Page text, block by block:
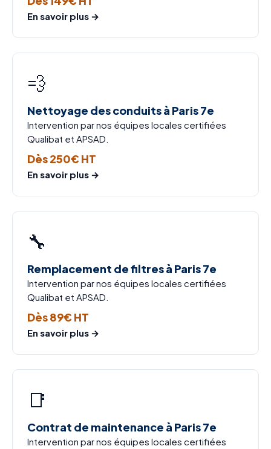
En savoir plus →
💨
Nettoyage des conduits à Paris 7e
Intervention par nos équipes locales certifiées
Qualibat et APSAD.
Dès 250€ HT
En savoir plus →
🔧
Remplacement de filtres à Paris 7e
Intervention par nos équipes locales certifiées
Qualibat et APSAD.
Dès 89€ HT
En savoir plus →
📑
Contrat de maintenance à Paris 7e
Intervention par nos équipes locales certifiées